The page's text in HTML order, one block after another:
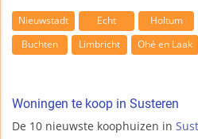
Nieuwstadt Echt Holtum
Buchten
Limbricht Ohé en Laak
Woningen te koop in Susteren
De 10 nieuwste koophuizen in